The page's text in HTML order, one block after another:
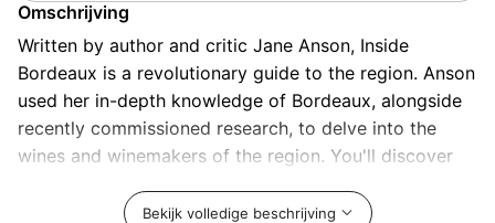
Omschrijving
Written by author and critic Jane Anson, Inside
Bordeaux is a revolutionary guide to the region. Anson
used her in-depth knowledge of Bordeaux, alongside
recently commissioned research, to delve into the
wines and winemakers of the region. You'll discover
taste the way they do, and much more. It's essential
Bekijk volledige beschrijving